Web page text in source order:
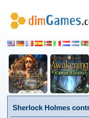
Sherlock Holmes